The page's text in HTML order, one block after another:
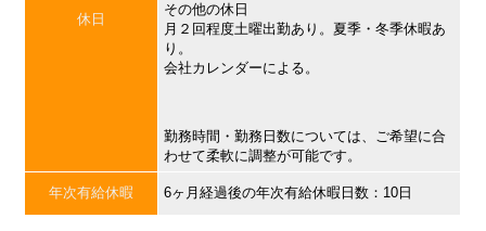
休日
その他の休日
月２回程度土曜出勤あり。夏季・冬季休暇あ
り。
会社カレンダーによる。
勤務時間・勤務日数については、ご希望に合
わせて柔軟に調整が可能です。
年次有給休暇 6ヶ月経過後の年次有給休暇日数：10日